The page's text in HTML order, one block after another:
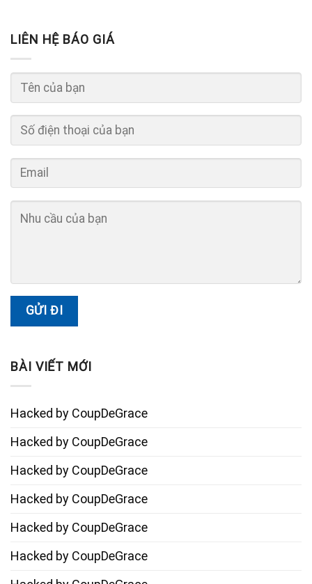
LIÊN HỆ BÁO GIÁ
BÀI VIẾT MỚI
Hacked by CoupDeGrace
Hacked by CoupDeGrace
Hacked by CoupDeGrace
Hacked by CoupDeGrace
Hacked by CoupDeGrace
Hacked by CoupDeGrace